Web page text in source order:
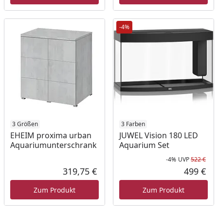
3 Größen
EHEIM proxima urban
Aquariumunterschrank
Aktueller Preis
319,75 €
Zum Produkt
-4%
3 Farben
JUWEL Vision 180 LED
Aquarium Set
-4% UVP522 €
499 €
Zum Produkt